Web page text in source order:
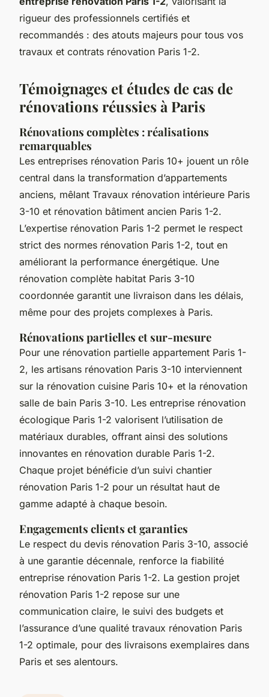
rigueur des professionnels certifiés et
recommandés : des atouts majeurs pour tous vos
travaux et contrats rénovation Paris 1-2.
Témoignages et études de cas de
rénovations réussies à Paris
Rénovations complètes : réalisations
remarquables
Les entreprises rénovation Paris 10+ jouent un rôle
central dans la transformation d’appartements
anciens, mêlant Travaux rénovation intérieure Paris
3-10 et rénovation bâtiment ancien Paris 1-2.
L’expertise rénovation Paris 1-2 permet le respect
strict des normes rénovation Paris 1-2, tout en
améliorant la performance énergétique. Une
rénovation complète habitat Paris 3-10
coordonnée garantit une livraison dans les délais,
même pour des projets complexes à Paris.
Rénovations partielles et sur-mesure
Pour une rénovation partielle appartement Paris 1-
2, les artisans rénovation Paris 3-10 interviennent
sur la rénovation cuisine Paris 10+ et la rénovation
salle de bain Paris 3-10. Les entreprise rénovation
écologique Paris 1-2 valorisent l’utilisation de
matériaux durables, offrant ainsi des solutions
innovantes en rénovation durable Paris 1-2.
Chaque projet bénéficie d’un suivi chantier
rénovation Paris 1-2 pour un résultat haut de
gamme adapté à chaque besoin.
Engagements clients et garanties
Le respect du devis rénovation Paris 3-10, associé
à une garantie décennale, renforce la fiabilité
entreprise rénovation Paris 1-2. La gestion projet
rénovation Paris 1-2 repose sur une
communication claire, le suivi des budgets et
l’assurance d’une qualité travaux rénovation Paris
1-2 optimale, pour des livraisons exemplaires dans
Paris et ses alentours.